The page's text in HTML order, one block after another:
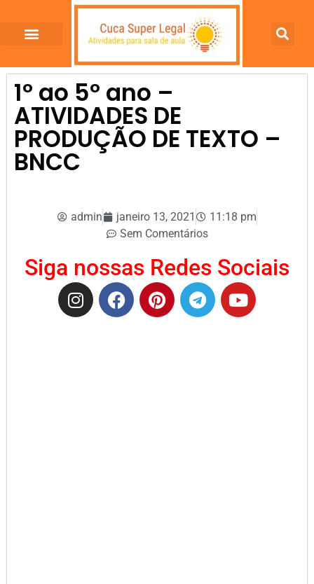
1º ao 5º ano –
ATIVIDADES DE
PRODUÇÃO DE TEXTO –
BNCC
admin janeiro 13, 2021
11:18 pm
Sem Comentários
Siga nossas Redes Sociais